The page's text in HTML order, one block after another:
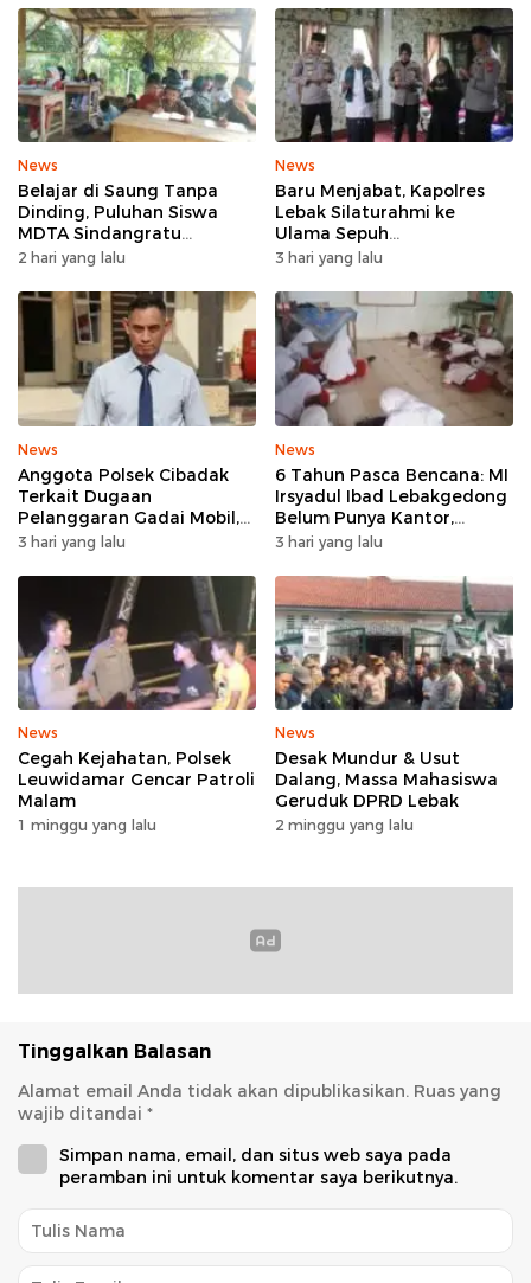
News
Belajar di Saung Tanpa
Dinding, Puluhan Siswa
MDTA Sindangratu
Panggarangan Bertahan
2 hari yang lalu
News
Baru Menjabat, Kapolres
Lebak Silaturahmi ke
Ulama Sepuh
Rangkasbitung
3 hari yang lalu
News
Anggota Polsek Cibadak
Terkait Dugaan
Pelanggaran Gadai Mobil,
Kasus Ditangani Bid
3 hari yang lalu
News
6 Tahun Pasca Bencana: MI
Irsyadul Ibad Lebakgedong
Belum Punya Kantor,
Belajar Tanpa Meja-Kursi
3 hari yang lalu
News
Cegah Kejahatan, Polsek
Leuwidamar Gencar Patroli
Malam
1 minggu yang lalu
News
Desak Mundur & Usut
Dalang, Massa Mahasiswa
Geruduk DPRD Lebak
2 minggu yang lalu
Tinggalkan Balasan
Alamat email Anda tidak akan dipublikasikan. Ruas yang
wajib ditandai *
Simpan nama, email, dan situs web saya pada
peramban ini untuk komentar saya berikutnya.